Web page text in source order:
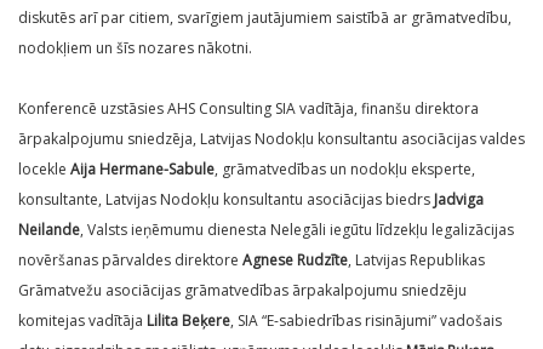
diskutēs arī par citiem, svarīgiem jautājumiem saistībā ar grāmatvedību,
nodokļiem un šīs nozares nākotni.
Konferencē uzstāsies AHS Consulting SIA vadītāja, finanšu direktora
ārpakalpojumu sniedzēja, Latvijas Nodokļu konsultantu asociācijas valdes
locekle Aija Hermane-Sabule, grāmatvedības un nodokļu eksperte,
konsultante, Latvijas Nodokļu konsultantu asociācijas biedrsJadviga
Neilande, Valsts ieņēmumu dienesta Nelegāli iegūtu līdzekļu legalizācijas
novēršanas pārvaldes direktore Agnese Rudzīte, Latvijas Republikas
Grāmatvežu asociācijas grāmatvedības ārpakalpojumu sniedzēju
komitejas vadītāja Lilita Beķere, SIA “E-sabiedrības risinājumi” vadošais